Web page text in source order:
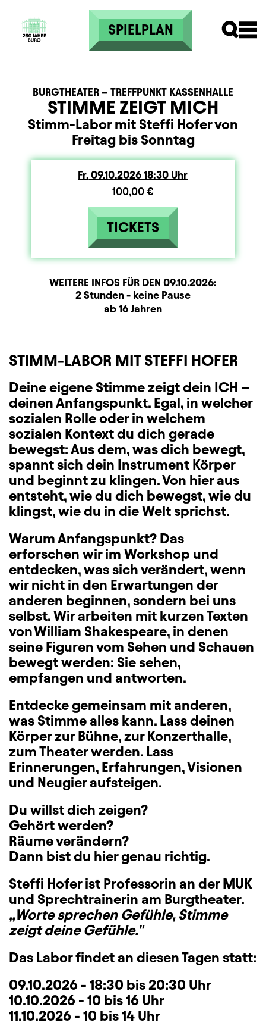
Direkt zum Inhalt
SPIELPLAN
STIMME ZEIGT MICH
BURGTHEATER – TREFFPUNKT KASSENHALLE
Stimm-Labor mit Steffi Hofer von
Freitag bis Sonntag
Fr. Freitag
09.10.202618:30 Uhr
100,00 €
TICKETS
WEITERE INFOS FÜR DEN 09.10.2026:
BeschreibungInformation
Dauer und Pausen2 Stunden - keine Pause
ab 16 Jahren
STIMM-LABOR MIT STEFFI HOFER
Deine eigene Stimme zeigt dein ICH –
deinen Anfangspunkt. Egal, in welcher
sozialen Rolle oder in welchem
sozialen Kontext du dich gerade
bewegst: Aus dem, was dich bewegt,
spannt sich dein Instrument Körper
und beginnt zu klingen. Von hier aus
entsteht, wie du dich bewegst, wie du
klingst, wie du in die Welt sprichst.
Warum Anfangspunkt? Das
erforschen wir im Workshop und
entdecken, was sich verändert, wenn
wir nicht in den Erwartungen der
anderen beginnen, sondern bei uns
selbst. Wir arbeiten mit kurzen Texten
von William Shakespeare, in denen
seine Figuren vom Sehen und Schauen
bewegt werden: Sie sehen,
empfangen und antworten.
Entdecke gemeinsam mit anderen,
was Stimme alles kann. Lass deinen
Körper zur Bühne, zur Konzerthalle,
zum Theater werden. Lass
Erinnerungen, Erfahrungen, Visionen
und Neugier aufsteigen.
Du willst dich zeigen?
Gehört werden?
Räume verändern?
Dann bist du hier genau richtig.
Steffi Hofer ist Professorin an der MUK
und Sprechtrainerin am Burgtheater.
„Worte sprechen Gefühle, Stimme
zeigt deine Gefühle."
Das Labor findet an diesen Tagen statt:
09.10.2026 - 18:30 bis 20:30 Uhr
10.10.2026 - 10 bis 16 Uhr
11.10.2026 - 10 bis 14 Uhr